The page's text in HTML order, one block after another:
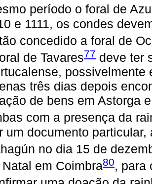
período o foral de
e 1111, os condes
concedido a foral de
de Tavares77 deve ter
possivelmente
três dias depois
de bens em Astorga
com a presença da
um documento
no dia 15 de
Natal em Coimbra80, para